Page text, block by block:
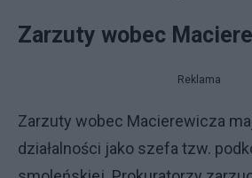
Zarzuty wobec
Reklama
Zarzuty wobec Macierewicza
działalności jako szefa tzw.